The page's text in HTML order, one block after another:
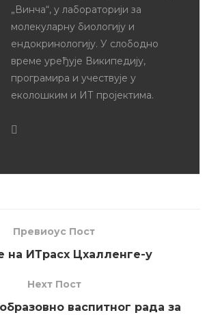
„Винча“, у лабораторији за
молекуларну биологију и
ендокринологију. У слободно
време уређује Википедију,
програмира и учествује у
еколошким и ИТ пројектима.
Превиоус Пост
на ИТрасх Цхалленге-у
Неxт Пост
васпитног рада за